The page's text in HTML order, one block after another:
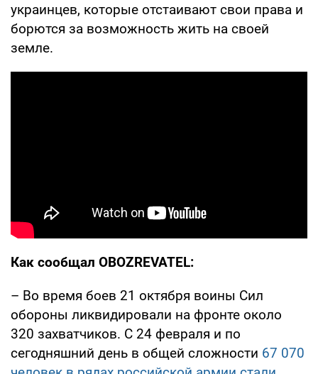
украинцев, которые отстаивают свои права и
борются за возможность жить на своей
земле.
Как сообщал OBOZREVATEL:
– Во время боев 21 октября воины Сил
обороны ликвидировали на фронте около
320 захватчиков. С 24 февраля и по
сегодняшний день в общей сложности 67 070